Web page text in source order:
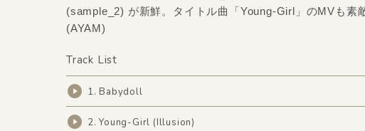
(sample_2) が新鮮。タイトル曲「Young-Girl」のMVも素
(AYAM)
Track List
1. Babydoll
2. Young-Girl (Illusion)